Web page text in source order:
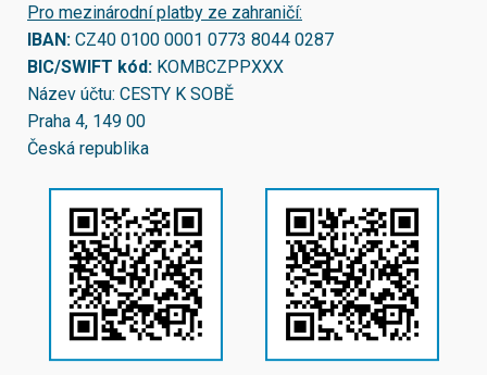
Pro mezinárodní platby ze zahraničí:
IBAN: CZ40 0100 0001 0773 8044 0287
BIC/SWIFT kód: KOMBCZPPXXX
Název účtu: CESTY K SOBĚ
Praha 4, 149 00
Česká republika